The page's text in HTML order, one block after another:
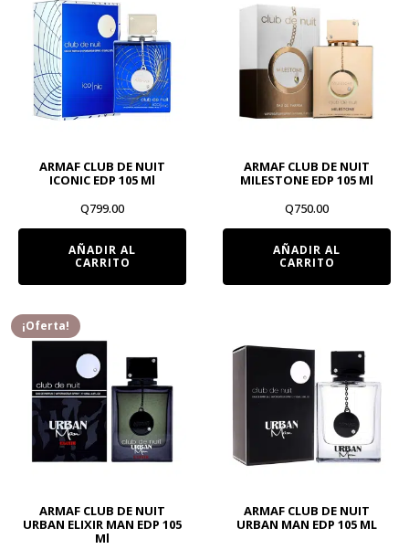
ARMAF CLUB DE NUIT
ICONIC EDP 105 Ml
Q799.00
AÑADIR AL
CARRITO
ARMAF CLUB DE NUIT
MILESTONE EDP 105 Ml
Q750.00
AÑADIR AL
CARRITO
¡Oferta!
ARMAF CLUB DE NUIT
URBAN ELIXIR MAN EDP 105
Ml
ARMAF CLUB DE NUIT
URBAN MAN EDP 105 ML